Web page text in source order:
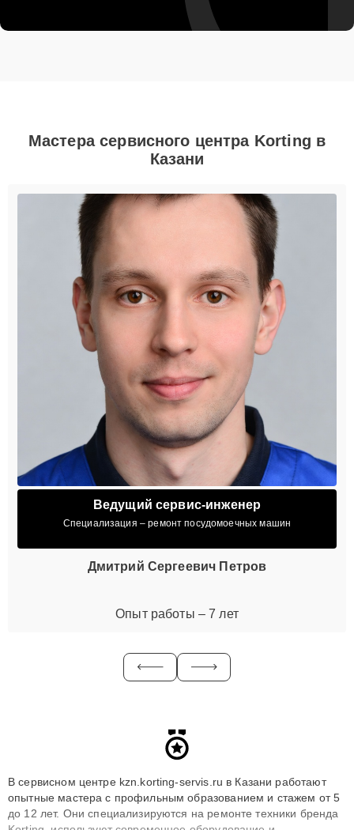
Мастера сервисного центра Korting в
Казани
Ведущий сервис-инженер
Специализация – ремонт посудомоечных машин
Дмитрий Сергеевич Петров
Опыт работы – 7 лет
В сервисном центре kzn.korting-servis.ru в Казани работают
опытные мастера с профильным образованием и стажем от 5
до 12 лет. Они специализируются на ремонте техники бренда